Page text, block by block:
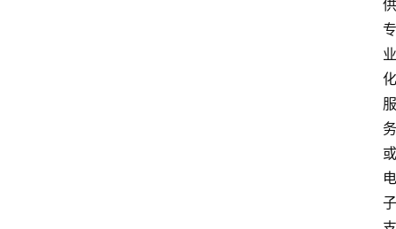
供
专
业
化
服
务
或
电
子